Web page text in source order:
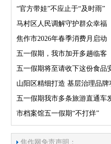
“官方带娃”不应止于“及时雨”
马村区人民调解守护群众幸福
焦作市2026年春季消费月启动
五一假期，我市加开多趟临客
五一假期将至请收下这份食品
山阳区精细打造 基层治理品牌
五一假期我市多条旅游直通车
市档案馆五一假期“不打烊”
焦作网免责声明：